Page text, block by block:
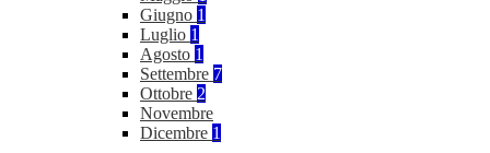
Giugno 1
Luglio 1
Agosto 1
Settembre 7
Ottobre 2
Novembre
Dicembre 1